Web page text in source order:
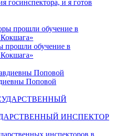
госинспектора, и я готов
прошли обучение в
Поповой
ИНСПЕКТОР